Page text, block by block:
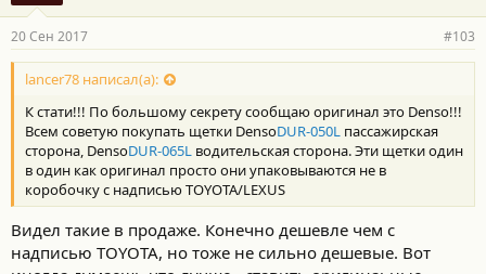
20 Сен 2017 #103
lancer78 написал(а):
К стати!!! По большому секрету сообщаю оригинал это Denso!!!
Всем советую покупать щетки DensoDUR-050L пассажирская
сторона, DensoDUR-065L водительская сторона. Эти щетки один
в один как оригинал просто они упаковываются не в
коробочку с надписью TOYOTA/LEXUS
Видел такие в продаже. Конечно дешевле чем с
надписью TOYOTA, но тоже не сильно дешевые. Вот